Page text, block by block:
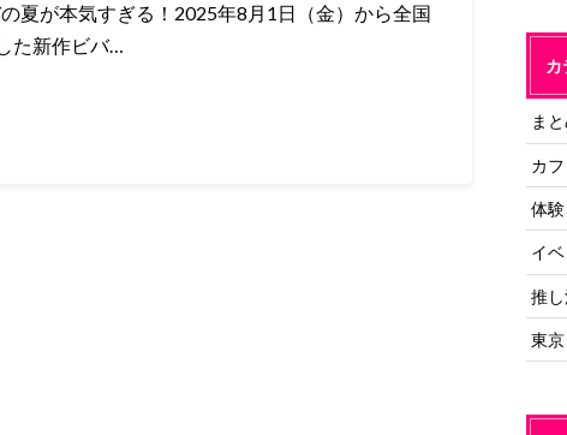
夏が本気すぎる！2025年8月1日（金）から全国
た新作ビバ…
カ
ま
カ
体
イ
推
東